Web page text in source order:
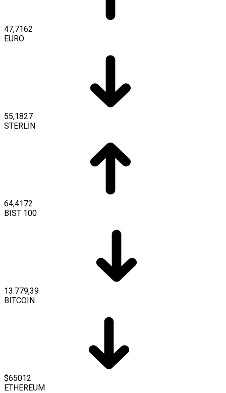
47,7162
EURO
55,1827
STERLİN
64,4172
BIST 100
13.779,39
BITCOIN
$65012
ETHEREUM